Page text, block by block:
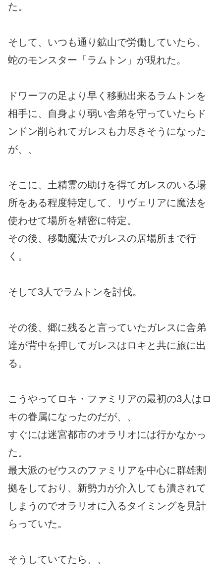
た。
そして、いつも通り鉱山で労働していたら、
蛇のモンスター「ラムトン」が現れた。
ドワーフの足より早く移動出来るラムトンを
相手に、自身より弱い舎弟を守っていたらド
ンドン削られてガレスも力尽きそうになった
が、、
そこに、土精霊の助けを得てガレスのいる場
所をある程度特定して、リヴェリアに魔法を
使わせて場所を精密に特定。
その後、移動魔法でガレスの居場所まで行
く。
そして3人でラムトンを討伐。
その後、郷に残ると言っていたガレスに舎弟
達が背中を押してガレスはロキと共に旅に出
る。
こうやってロキ・ファミリアの最初の3人はロ
キの眷属になったのだが、、
すぐには迷宮都市のオラリオには行かなかっ
た。
最大派のゼウスのファミリアを中心に群雄割
拠をしており、新勢力が介入しても潰されて
しまうのでオラリオに入るタイミングを見計
らっていた。
そうしていてたら、、